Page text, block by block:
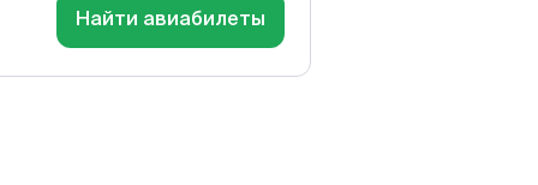
Найти авиабилеты